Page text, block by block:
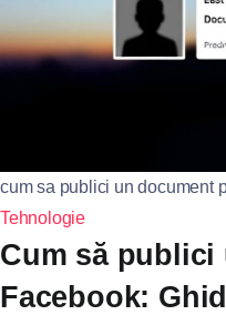
cum sa publici un document
Tehnologie
Cum să publici
Facebook: